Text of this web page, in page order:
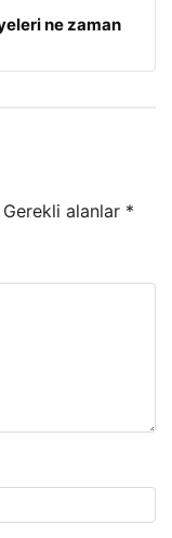
ne zaman
Gerekli alanlar *